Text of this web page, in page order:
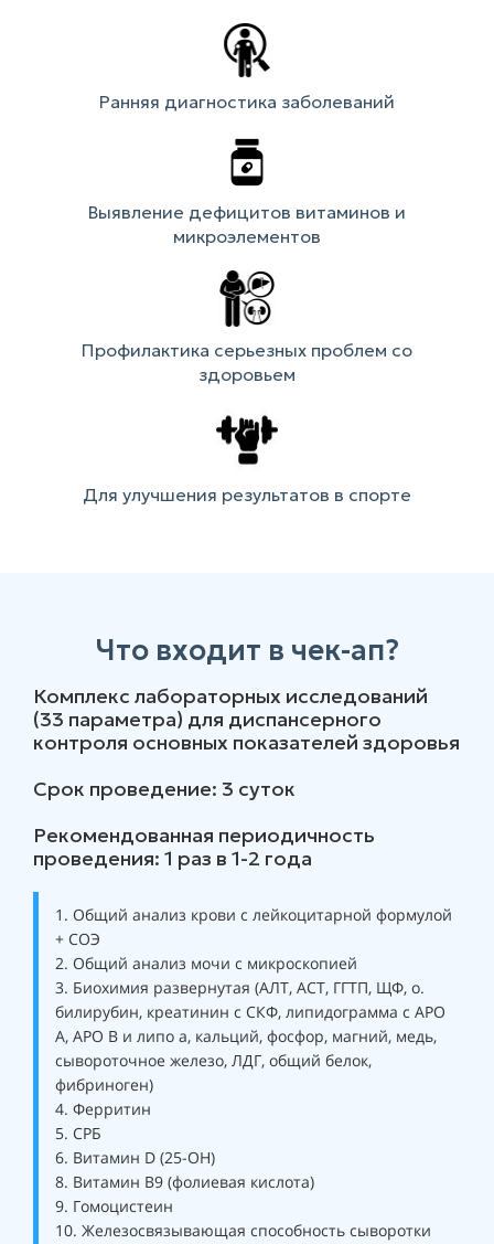
Ранняя диагностика заболеваний
Выявление дефицитов витаминов и
микроэлементов
Профилактика серьезных проблем со
здоровьем
Для улучшения результатов в спорте
Что входит в чек-ап?
Комплекс лабораторных исследований
(33 параметра) для диспансерного
контроля основных показателей здоровья
Срок проведение: 3 суток
Рекомендованная периодичность
проведения: 1 раз в 1-2 года
1. Общий анализ крови с лейкоцитарной формулой
+ СОЭ
2. Общий анализ мочи с микроскопией
3. Биохимия развернутая (АЛТ, АСТ, ГГТП, ЩФ, о.
билирубин, креатинин с СКФ, липидограмма с АРО
А, АРО В и липо а, кальций, фосфор, магний, медь,
сывороточное железо, ЛДГ, общий белок,
фибриноген)
4. Ферритин
5. СРБ
6. Витамин D (25-ОН)
8. Витамин В9 (фолиевая кислота)
9. Гомоцистеин
10. Железосвязывающая способность сыворотки